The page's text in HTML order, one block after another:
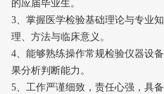
的应届毕业生。
3、掌握医学检验基础理论与专业
理、方法与临床意义。
4、能够熟练操作常规检验仪器设
果分析判断能力。
5、工作严谨细致，责任心强，具